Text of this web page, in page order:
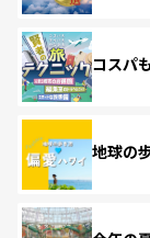
コスパ
地球の